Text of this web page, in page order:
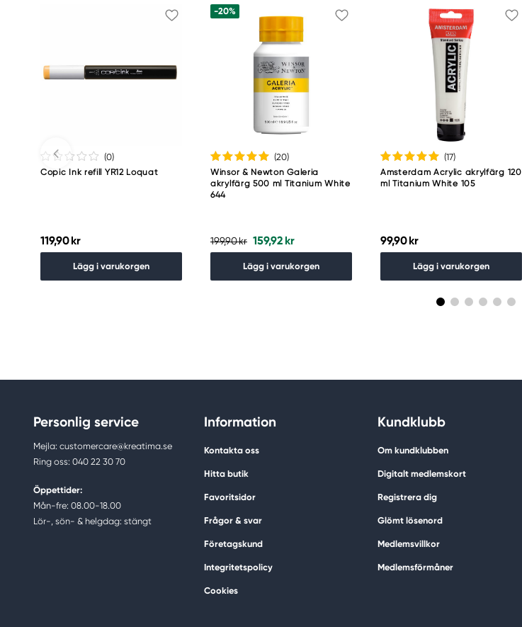
(0)
Copic Ink refill YR12 Loquat
119,90 kr
Lägg i varukorgen
-20%
(20)
Winsor & Newton Galeria
akrylfärg 500 ml Titanium White
644
199,90 kr 159,92 kr
Lägg i varukorgen
(17)
Amsterdam Acrylic akrylfärg 120
ml Titanium White 105
99,90 kr
Lägg i varukorgen
Personlig service
Mejla: customercare@kreatima.se
Ring oss: 040 22 30 70
Öppettider:
Mån-fre: 08.00-18.00
Lör-, sön- & helgdag: stängt
Information
Kontakta oss
Hitta butik
Favoritsidor
Frågor & svar
Företagskund
Integritetspolicy
Cookies
Kundklubb
Om kundklubben
Digitalt medlemskort
Registrera dig
Glömt lösenord
Medlemsvillkor
Medlemsförmåner